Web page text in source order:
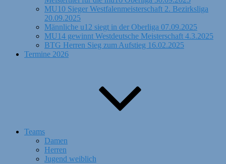
MU10 Sieger Westfalenmeisterschaft 2. Bezirksliga
20.09.2025
Männliche u12 siegt in der Oberliga 07.09.2025
MU14 gewinnt Westdeutsche Meisterschaft 4.3.2025
BTG Herren Sieg zum Aufstieg 16.02.2025
Termine 2026
Teams
Damen
Herren
Jugend weiblich